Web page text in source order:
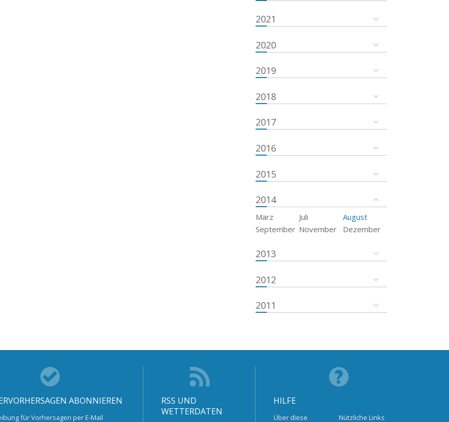
2021
2020
2019
2018
2017
2016
2015
2014
März Juli
August
September November Dezember
2013
2012
2011
ABONNIEREN
für Vorhersagen per E-Mail
RSS UND
WETTERDATEN
HILFE
Über diese Nützliche Links